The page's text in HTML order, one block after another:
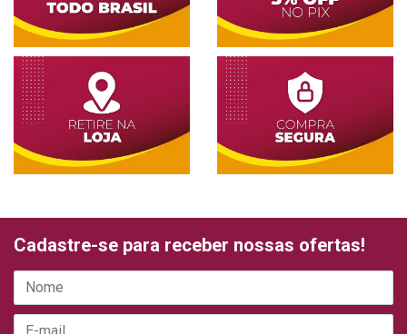
Cadastre-se para receber nossas ofertas!